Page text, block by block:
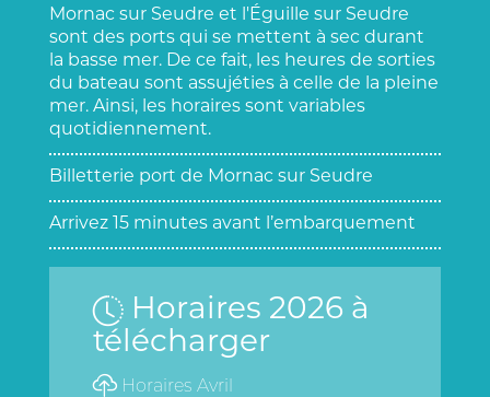
Mornac sur Seudre et l'Éguille sur Seudre
sont des ports qui se mettent à sec durant
la basse mer. De ce fait, les heures de sorties
du bateau sont assujéties à celle de la pleine
mer. Ainsi, les horaires sont variables
quotidiennement.
Billetterie port de Mornac sur Seudre
Arrivez 15 minutes avant l’embarquement
Horaires 2026 à
télécharger
Horaires Avril